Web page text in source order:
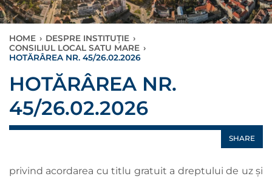
HOME › DESPRE INSTITUȚIE ›
CONSILIUL LOCAL SATU MARE ›
HOTĂRÂREA NR. 45/26.02.2026
HOTĂRÂREA NR.
45/26.02.2026
SHARE
privind acordarea cu titlu gratuit a dreptului de uz şi